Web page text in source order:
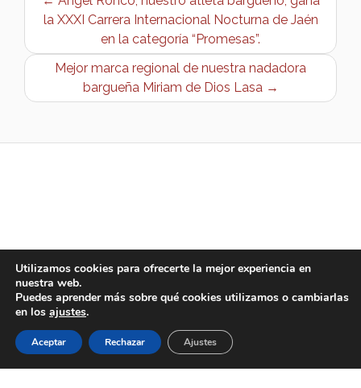
la XXXI Carrera Internacional Nocturna de Jaén
en la categoría “Promesas”.
Mejor marca regional de nuestra nadadora
bargueña Miriam de Dios Lasa →
Utilizamos cookies para ofrecerte la mejor experiencia en
nuestra web.
Puedes aprender más sobre qué cookies utilizamos o cambiarlas
en los ajustes.
Aceptar Rechazar Ajustes